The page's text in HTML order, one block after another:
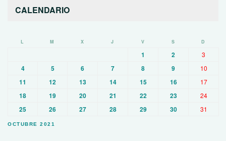
CALENDARIO
OCTUBRE 2021
L M X J V S D
1 2 3
4 5 6 7 8 9 10
11 12 13 14 15 16 17
18 19 20 21 22 23 24
25 26 27 28 29 30 31